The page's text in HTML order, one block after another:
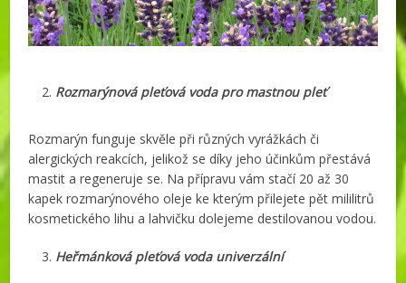
Rozmarýnová pleťová voda pro mastnou pleť
Rozmarýn funguje skvěle při různých vyrážkách či
alergických reakcích, jelikož se díky jeho účinkům přestává
mastit a regeneruje se. Na přípravu vám stačí 20 až 30
kapek rozmarýnového oleje ke kterým přilejete pět mililitrů
kosmetického lihu a lahvičku dolejeme destilovanou vodou.
Heřmánková pleťová voda univerzální